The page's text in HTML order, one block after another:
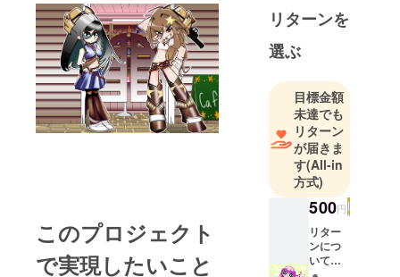
このプロジェクト
で実現したいこと
の足掛かり
とお思いた
ち、
クラウド
ファンドを
はじめたい
と思いまし
た。
ぜひ、ご協
力おねがい
リターンを
選ぶ
目標金額
未達でも
リターン
が届きま
す(All-in
方式)
500円
リター
ンにつ
いて